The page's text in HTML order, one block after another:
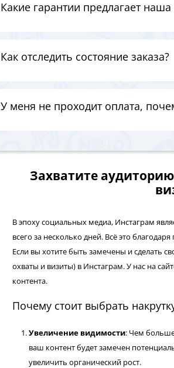
Какие гарантии предлагает
Как отследить состояние заказа?
У меня не проходит оплата,
Захватите
В эпоху социальных медиа, Инстаграм
всего за несколько дней. Всё это
Если вы хотите быть замечены и сделать
охваты и визиты) в Инстаграм. У нас на
контента.
Почему стоит выбрать
Увеличение видимости: Чем больше
ваш контент будет замечен
увеличить органический рост.